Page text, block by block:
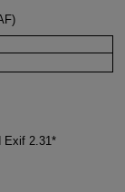
Exif 2.31*